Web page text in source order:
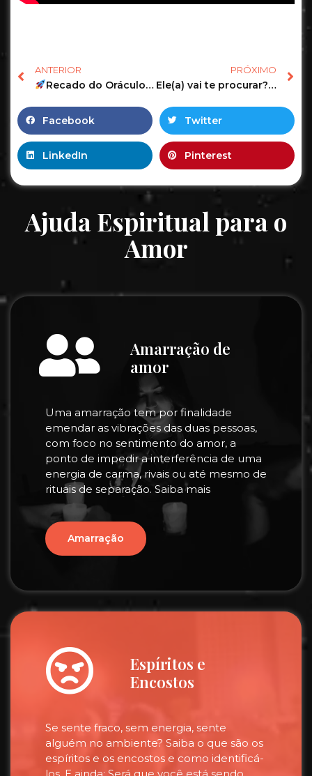
ANTERIOR
Recado do Oráculo Lovers para você e ele(a)!
PRÓXIMO
Ele(a) vai te procurar? | Tarot #tarot #tarotdehoje #tarotonline #tarotdoamor
Facebook Twitter
LinkedIn Pinterest
Ajuda Espiritual para o
Amor
Amarração de
amor
Uma amarração tem por finalidade
emendar as vibrações das duas pessoas,
com foco no sentimento do amor, a
ponto de impedir a interferência de uma
energia de carma, rivais ou até mesmo de
rituais de separação. Saiba mais
Amarração
Espíritos e
Encostos
Se sente fraco, sem energia, sente
alguém no ambiente? Saiba o que são os
espíritos e os encostos e como identificá-